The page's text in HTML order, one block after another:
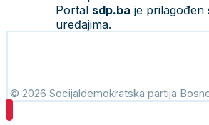
Portal sdp.ba je prilagođen
uređajima.
© 2026 Socijaldemokratska partija